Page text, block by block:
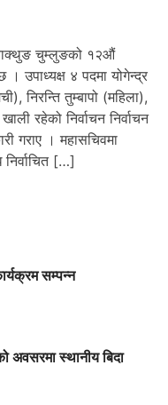
चुम्लुङको १२औं
उपाध्यक्ष ४ पदमा योगेन्द्र
निरन्ति तुम्बापो (महिला),
रहेको निर्वाचन निर्वाचन
गराए । महासचिवमा
[…]
सम्पन्न
अवसरमा स्थानीय बिदा